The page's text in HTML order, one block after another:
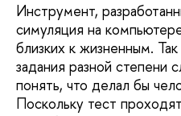
Инструмент,
симуляция на
близких к жизненным.
задания разной степени
понять, что делал бы
Поскольку тест